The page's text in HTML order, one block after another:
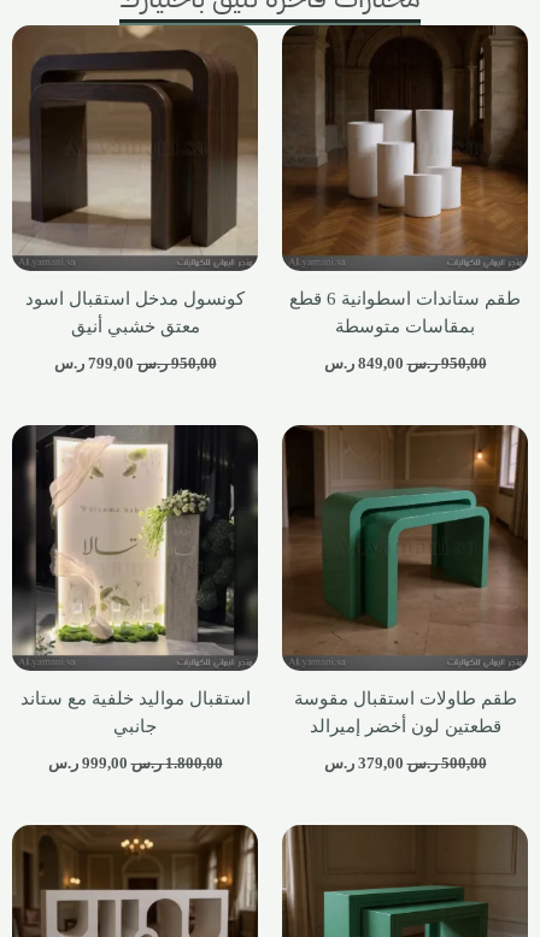
طقم ستاندات اسطوانية 6 قطع
بمقاسات متوسطة
950,00 ر.س 849,00 ر.س
كونسول مدخل استقبال اسود
معتق خشبي أنيق
950,00 ر.س 799,00 ر.س
طقم طاولات استقبال مقوسة
قطعتين لون أخضر إميرالد
500,00 ر.س 379,00 ر.س
استقبال مواليد خلفية مع ستاند
جانبي
1.800,00 ر.س 999,00 ر.س